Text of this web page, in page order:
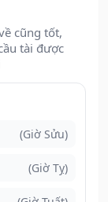
cũng tốt,
tài được
(Giờ Sửu)
(Giờ Tỵ)